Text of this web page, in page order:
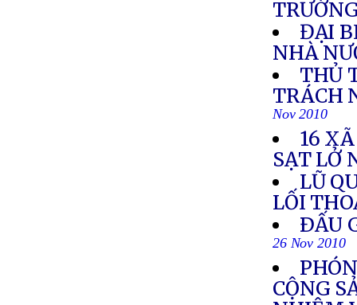
ĐẠI
NHÀ
THỦ
TRÁCH
Nov 2010
16
SẠT LỞ
LŨ
LỐI
ÐẤU
26 Nov 2010
CỘNG